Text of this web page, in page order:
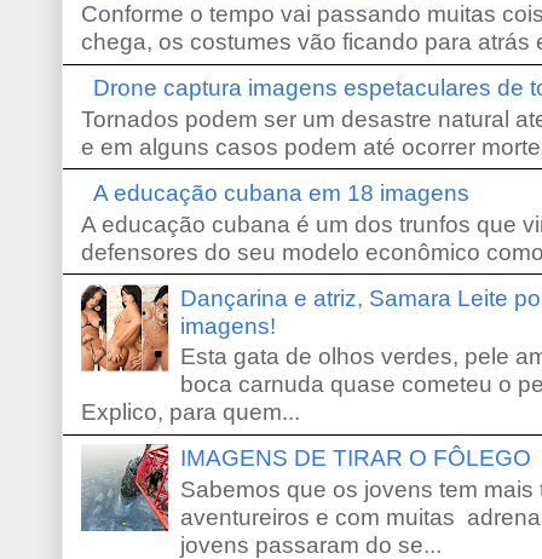
Conforme o tempo vai passando muitas
chega, os costumes vão ficando para atrás
Drone captura imagens espetaculares de
Tornados podem ser um desastre natural
e em alguns casos podem até ocorrer
A educação cubana em 18 imagens
A educação cubana é um dos trunfos que
defensores do seu modelo econômico
Dançarina e atriz, Samara Leite
imagens!
Esta gata de olhos verdes, pele
boca carnuda quase cometeu o
Explico, para quem...
IMAGENS DE TIRAR O FÔLEGO
Sabemos que os jovens tem
aventureiros e com muitas
jovens passaram do se...